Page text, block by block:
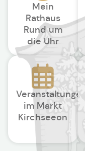
Mein
Rathaus
Rund um
die Uhr
Veranstaltungen
im Markt
Kirchseeon